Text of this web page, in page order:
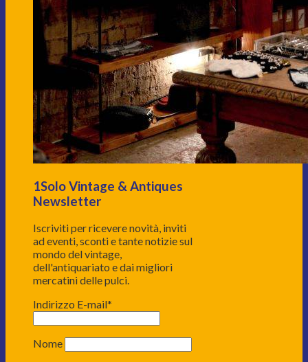
1Solo Vintage & Antiques
Newsletter
Iscriviti per ricevere novità, inviti
ad eventi, sconti e tante notizie sul
mondo del vintage,
dell'antiquariato e dai migliori
mercatini delle pulci.
Indirizzo E-mail*
Nome